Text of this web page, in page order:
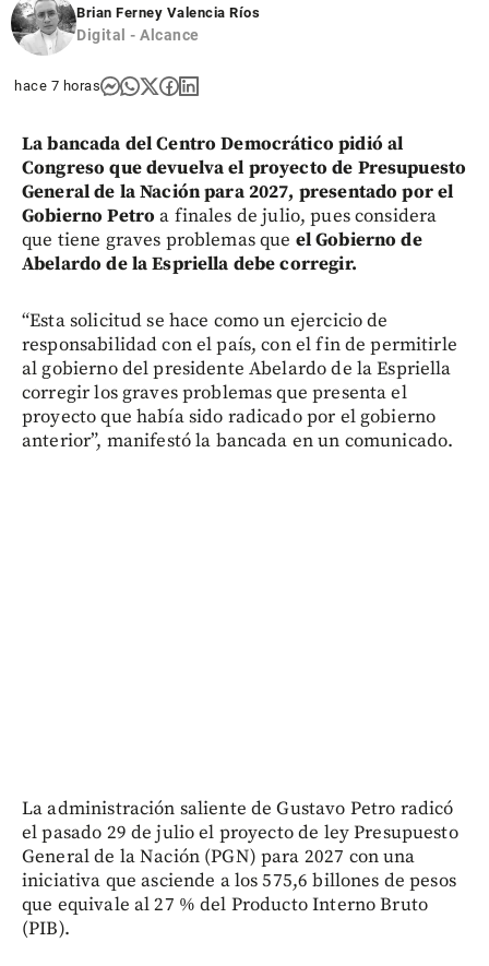
Brian Ferney Valencia Ríos
Digital - Alcance
hace 7 horas
La bancada del Centro Democrático pidió al
Congreso que devuelva el proyecto de Presupuesto
General de la Nación para 2027, presentado por el
Gobierno Petro a finales de julio, pues considera
que tiene graves problemas que el Gobierno de
Abelardo de la Espriella debe corregir.
“Esta solicitud se hace como un ejercicio de
responsabilidad con el país, con el fin de permitirle
al gobierno del presidente Abelardo de la Espriella
corregir los graves problemas que presenta el
proyecto que había sido radicado por el gobierno
anterior”, manifestó la bancada en un comunicado.
La administración saliente de Gustavo Petro radicó
el pasado 29 de julio el proyecto de ley Presupuesto
General de la Nación (PGN) para 2027 con una
iniciativa que asciende a los 575,6 billones de pesos
que equivale al 27 % del Producto Interno Bruto
(PIB).